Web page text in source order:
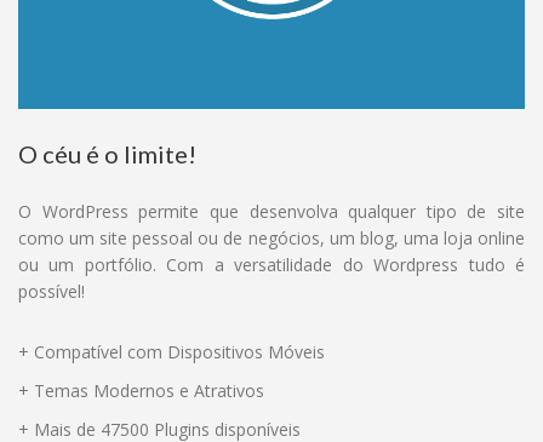
O céu é o limite!
O WordPress permite que desenvolva qualquer tipo de site
como um site pessoal ou de negócios, um blog, uma loja online
ou um portfólio. Com a versatilidade do Wordpress tudo é
possível!
+ Compatível com Dispositivos Móveis
+ Temas Modernos e Atrativos
+ Mais de 47500 Plugins disponíveis